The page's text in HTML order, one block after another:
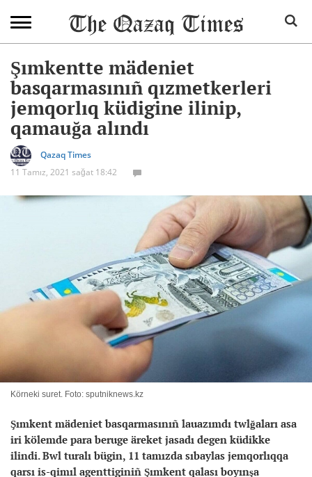
Şımkentte mädeniet
basqarmasınıñ qızmetkerleri
jemqorlıq küdigine ilinip,
qamauğa alındı
Qazaq Times
11 Tamız, 2021 sağat 18:42
Körneki suret. Foto: sputniknews.kz
Şımkent mädeniet basqarmasınıñ lauazımdı twlğaları asa
iri kölemde para beruge äreket jasadı degen küdikke
ilindi. Bwl turalı bügin, 11 tamızda sıbaylas jemqorlıqqa
qarsı is-qimıl agenttiginiñ Şımkent qalası boyınşa